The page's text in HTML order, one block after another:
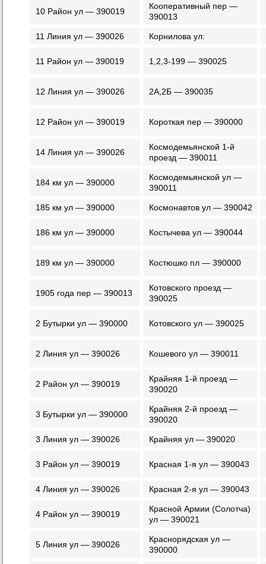
10 Район ул — 390019
Кооперативный пер —
390013
11 Линия ул — 390026 Корнилова ул:
11 Район ул — 390019 1,2,3-199 — 390025
12 Линия ул — 390026 2А,2Б — 390035
12 Район ул — 390019 Короткая пер — 390000
14 Линия ул — 390026
Космодемьянской 1-й
проезд — 390011
184 км ул — 390000
Космодемьянской ул —
390011
185 км ул — 390000 Космонавтов ул — 390042
186 км ул — 390000 Костычева ул — 390044
189 км ул — 390000 Костюшко пл — 390000
1905 года пер — 390013
Котовского проезд —
390025
2 Бутырки ул — 390000 Котовского ул — 390025
2 Линия ул — 390026 Кошевого ул — 390011
2 Район ул — 390019
Крайняя 1-й проезд —
390020
3 Бутырки ул — 390000
Крайняя 2-й проезд —
390020
3 Линия ул — 390026 Крайняя ул — 390020
3 Район ул — 390019 Красная 1-я ул — 390043
4 Линия ул — 390026 Красная 2-я ул — 390043
4 Район ул — 390019
Красной Армии (Солотча)
ул — 390021
5 Линия ул — 390026
Краснорядская ул —
390000